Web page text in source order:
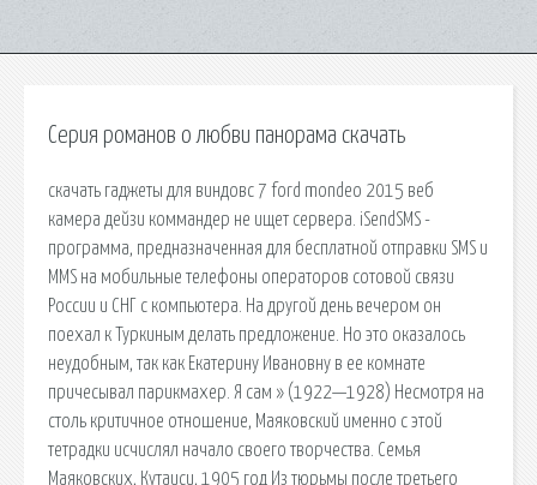
Серия романов о любви панорама скачать
скачать гаджеты для виндовс 7 ford mondeo 2015 веб
камера дейзи коммандер не ищет сервера. iSendSMS -
программа, предназначенная для бесплатной отправки SMS и
MMS на мобильные телефоны операторов сотовой связи
России и СНГ с компьютера. На другой день вечером он
поехал к Туркиным делать предложение. Но это оказалось
неудобным, так как Екатерину Ивановну в ее комнате
причесывал парикмахер. Я сам » (1922—1928) Несмотря на
столь критичное отношение, Маяковский именно с этой
тетрадки исчислял начало своего творчества. Семья
Маяковских, Кутаиси, 1905 год Из тюрьмы после третьего